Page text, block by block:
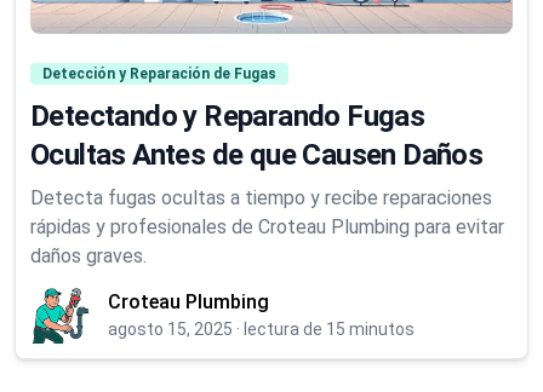
Detección y Reparación de Fugas
Detectando y Reparando Fugas
Ocultas Antes de que Causen Daños
Detecta fugas ocultas a tiempo y recibe reparaciones
rápidas y profesionales de Croteau Plumbing para evitar
daños graves.
Croteau Plumbing
agosto 15, 2025 · lectura de 15 minutos